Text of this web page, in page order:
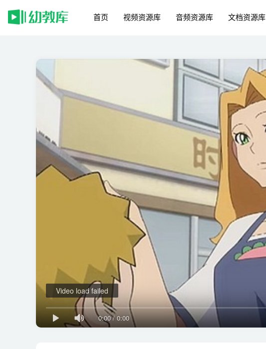
首页 视频资源库 音频资源库 文档资源库
0:00/0:00
Video load failed